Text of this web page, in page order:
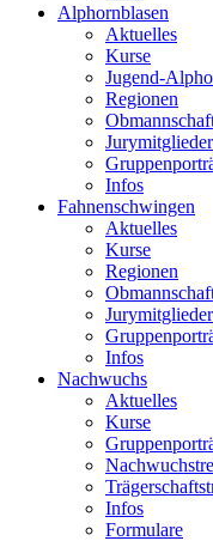
Alphornblasen
Aktuelles
Kurse
Jugend-
Regionen
Jurymitglieder
Infos
Fahnenschwingen
Aktuelles
Kurse
Regionen
Jurymitglieder
Infos
Nachwuchs
Aktuelles
Kurse
Infos
Formulare